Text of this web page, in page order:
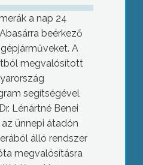
a nap 24
beérkező
A
megvalósított
segítségével
Lénártné Benei
ünnepi átadón
álló rendszer
megvalósításra